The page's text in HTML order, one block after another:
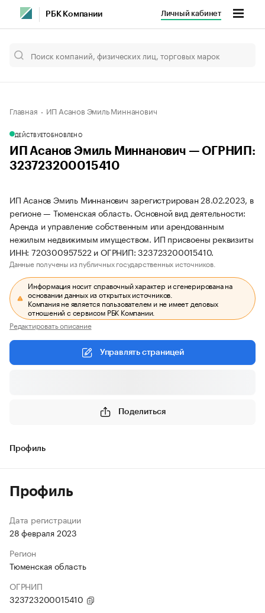
РБК Компании Личный кабинет
Главная ИП Асанов Эмиль Миннанович
ДЕЙСТВУЕТОБНОВЛЕНО
ИП Асанов Эмиль Миннанович — ОГРНИП:
323723200015410
ИП Асанов Эмиль Миннанович зарегистрирован 28.02.2023, в
регионе — Тюменская область. Основной вид деятельности:
Аренда и управление собственным или арендованным
нежилым недвижимым имуществом. ИП присвоены реквизиты
ИНН: 720300957522 и ОГРНИП: 323723200015410.
Данные получены из публичных государственных источников.
Информация носит справочный характер и сгенерирована на
основании данных из открытых источников.
Компания не является пользователем и не имеет деловых
отношений с сервисом РБК Компании.
Редактировать описание
Управлять страницей
Поделиться
Профиль
Профиль
Дата регистрации
28 февраля 2023
Регион
Тюменская область
ОГРНИП
323723200015410